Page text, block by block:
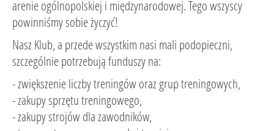
arenie ogólnopolskiej i międzynarodowej. Tego wszyscy
powinniśmy sobie życzyć!
Nasz Klub, a przede wszystkim nasi mali podopieczni,
szczególnie potrzebują funduszy na:
- zwiększenie liczby treningów oraz grup treningowych,
- zakupy sprzętu treningowego,
- zakupy strojów dla zawodników,